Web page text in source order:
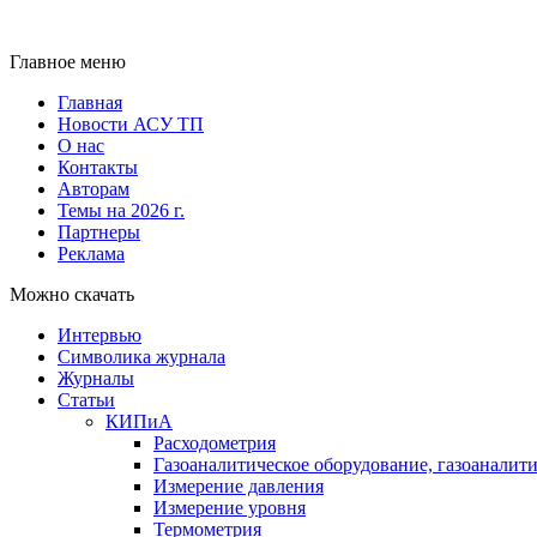
Главное меню
Главная
Новости АСУ ТП
О нас
Контакты
Авторам
Темы на 2026 г.
Партнеры
Реклама
Можно скачать
Интервью
Символика журнала
Журналы
Статьи
КИПиА
Расходометрия
Газоаналитическое оборудование,
Измерение давления
Измерение уровня
Термометрия